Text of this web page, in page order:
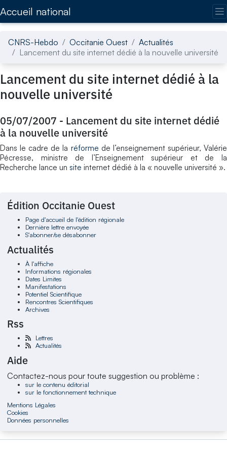
Accueil national
CNRS-Hebdo Occitanie Ouest
Actualités
Lancement du site internet dédié à la nouvelle université
Lancement du site internet dédié à la
nouvelle université
05/07/2007 - Lancement du site internet dédié
à la nouvelle université
Dans le cadre de la réforme de l’enseignement supérieur, Valérie
Pécresse, ministre de l’Enseignement supérieur et de la
Recherche lance un site internet dédié à la « nouvelle université ».
Édition Occitanie Ouest
Page d'accueil de l'édition régionale
Dernière lettre envoyée
S'abonner/se désabonner
Actualités
À l'affiche
Informations régionales
Dates Limites
Manifestations
Potentiel Scientifique
Rencontres Scientifiques
Archives
Rss
Lettres
Actualités
Aide
Contactez-nous pour toute suggestion ou problème :
sur le contenu éditorial
sur le fonctionnement technique
Mentions Légales
Cookies
Données personnelles